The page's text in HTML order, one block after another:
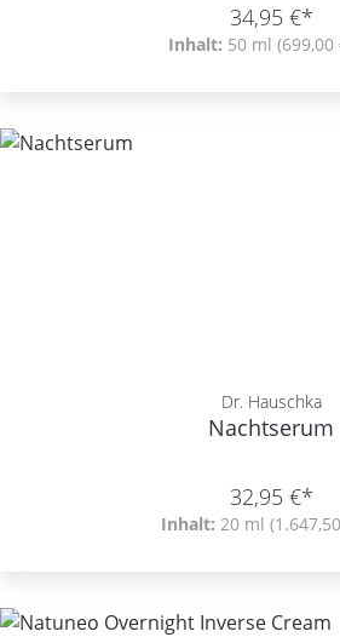
34,95 €*
Inhalt: 50 ml (699,00
Dr. Hauschka
Nachtserum
32,95 €*
Inhalt: 20 ml